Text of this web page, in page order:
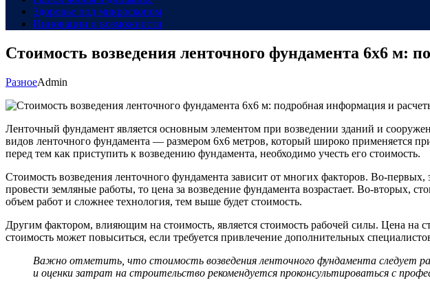
Здоровье под микроскопом
Инновации и возможности
Стоимость возведения ленточного фундамента 6х6 м:
РазноеAdmin
Ленточный фундамент является основным элементом при возведении зданий и
видов ленточного фундамента — размером 6х6 метров, который широко применяется
перед тем как приступить к возведению фундамента, необходимо учесть его стоимость.
Стоимость возведения ленточного фундамента зависит от многих факторов. Во-
провести земляные работы, то цена за возведение фундамента возрастает. Во-вторых,
объем работ и сложнее технология, тем выше будет стоимость.
Другим фактором, влияющим на стоимость, является стоимость рабочей силы. Цена на
стоимость может повыситься, если требуется привлечение дополнительных
Важно отметить, что стоимость возведения ленточного фундамента следует
и оценки затрат на строительство рекомендуется проконсультироваться с